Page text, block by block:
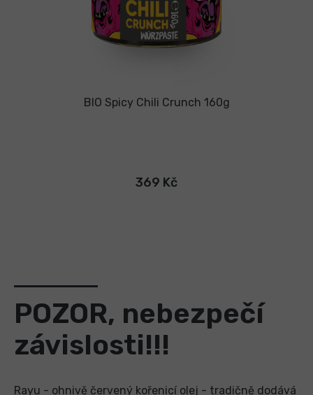
BIO Spicy Chili Crunch 160g
369 Kč
POZOR, nebezpečí
závislosti!!!
Rayu - ohnivě červený kořenicí olej - tradičně dodává